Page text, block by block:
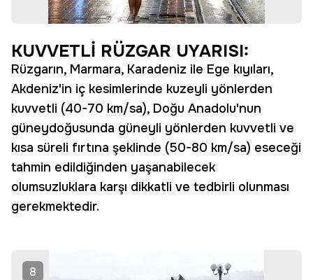
KUVVETLİ RÜZGAR UYARISI:
Rüzgarın, Marmara, Karadeniz ile Ege kıyıları,
Akdeniz'in iç kesimlerinde kuzeyli yönlerden
kuvvetli (40-70 km/sa), Doğu Anadolu'nun
güneydoğusunda güneyli yönlerden kuvvetli ve
kısa süreli fırtına şeklinde (50-80 km/sa) eseceği
tahmin edildiğinden yaşanabilecek
olumsuzluklara karşı dikkatli ve tedbirli olunması
gerekmektedir.
8